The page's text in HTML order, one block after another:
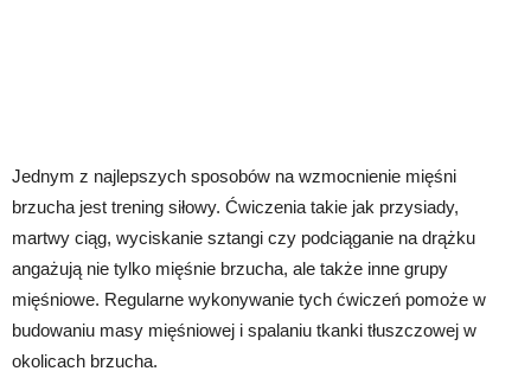
Jednym z najlepszych sposobów na wzmocnienie mięśni
brzucha jest trening siłowy. Ćwiczenia takie jak przysiady,
martwy ciąg, wyciskanie sztangi czy podciąganie na drążku
angażują nie tylko mięśnie brzucha, ale także inne grupy
mięśniowe. Regularne wykonywanie tych ćwiczeń pomoże w
budowaniu masy mięśniowej i spalaniu tkanki tłuszczowej w
okolicach brzucha.